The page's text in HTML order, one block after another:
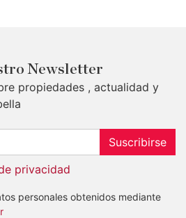
Newsletter
propiedades , actualidad y
Suscribirse
privacidad
personales obtenidos mediante